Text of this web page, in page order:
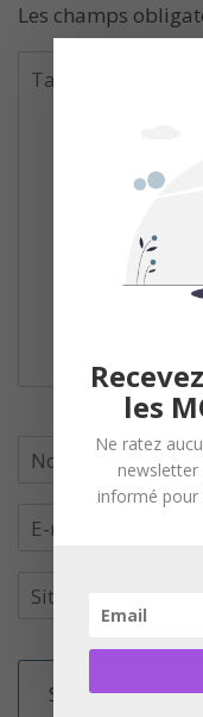
Les champs
les
Ne ratez
newsletter
informé pour